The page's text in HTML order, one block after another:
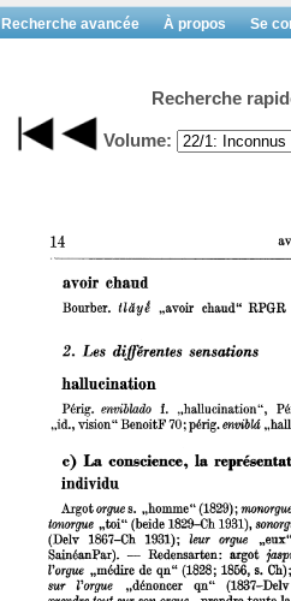
Recherche avancée À propos Se
Recherche
Volume: